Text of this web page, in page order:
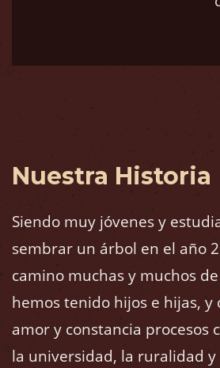
Nuestra Historia
Siendo muy jóvenes y
sembrar un árbol en el año
camino muchas y muchos
hemos tenido hijos e hijas, y
amor y constancia procesos
la universidad, la ruralidad